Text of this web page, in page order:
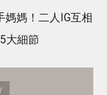
媽媽！二人IG互相
大細節